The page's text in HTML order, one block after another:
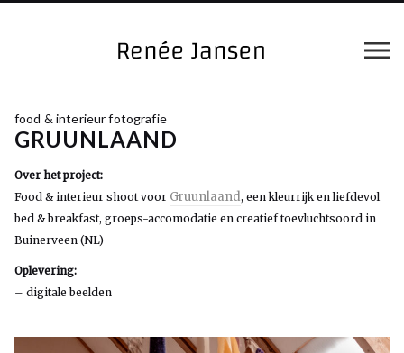
food & interieur fotografie
GRUUNLAAND
Over het project:
Food & interieur shoot voor Gruunlaand, een kleurrijk en liefdevol
bed & breakfast, groeps-accomodatie en creatief toevluchtsoord in
Buinerveen (NL)
Oplevering:
– digitale beelden